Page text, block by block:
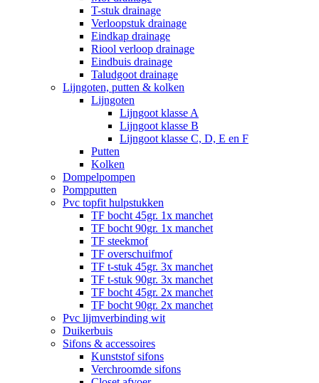
T-stuk drainage
Verloopstuk drainage
Eindkap drainage
Riool verloop drainage
Eindbuis drainage
Taludgoot drainage
Lijngoten, putten & kolken
Lijngoten
Lijngoot klasse A
Lijngoot klasse B
Lijngoot klasse C, D, E en F
Putten
Kolken
Dompelpompen
Pompputten
Pvc topfit hulpstukken
TF bocht 45gr. 1x manchet
TF bocht 90gr. 1x manchet
TF steekmof
TF overschuifmof
TF t-stuk 45gr. 3x manchet
TF t-stuk 90gr. 3x manchet
TF bocht 45gr. 2x manchet
TF bocht 90gr. 2x manchet
Pvc lijmverbinding wit
Duikerbuis
Sifons & accessoires
Kunststof sifons
Verchroomde sifons